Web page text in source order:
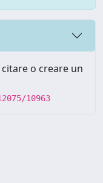
o creare un
10963